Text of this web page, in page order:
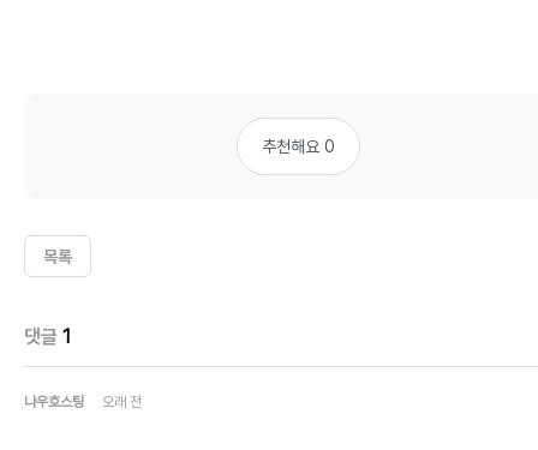
추천해요 0
목록
댓글 1
나우호스팅 오래 전